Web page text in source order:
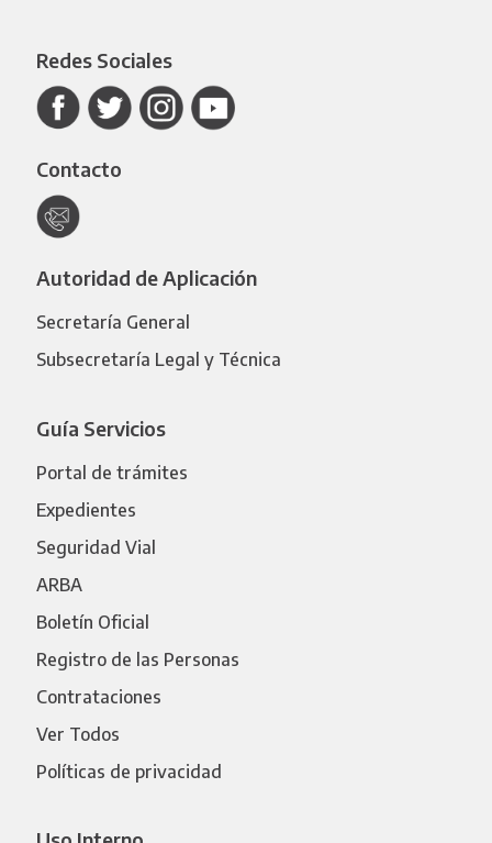
Redes Sociales
Contacto
Autoridad de Aplicación
Secretaría General
Subsecretaría Legal y Técnica
Guía Servicios
Portal de trámites
Expedientes
Seguridad Vial
ARBA
Boletín Oficial
Registro de las Personas
Contrataciones
Ver Todos
Políticas de privacidad